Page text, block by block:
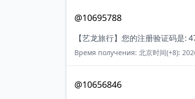
@10695788
【艺龙旅行】您的注册验证码是:
Время получения: 北京时间(+8):
@10656846